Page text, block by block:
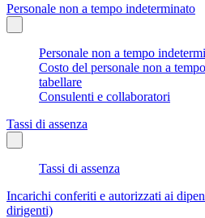
Personale non a tempo indeterminato
Personale non a tempo
Costo del personale non a
tabellare
Consulenti e collaboratori
Tassi di assenza
Tassi di assenza
Incarichi conferiti e autorizzati ai
dirigenti)